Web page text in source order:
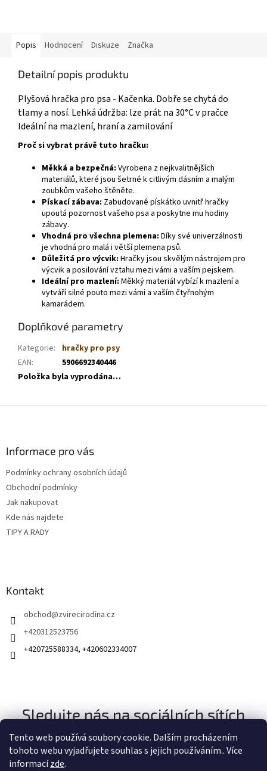
Tento web používá soubory cookie. Dalším procházením
tohoto webu vyjadřujete souhlas s jejich používáním.. Více
informacízde.
Popis Hodnocení Diskuze Značka
Detailní popis produktu
Plyšová hračka pro psa - Kačenka. Dobře se chytá do
tlamy a nosí. Lehká údržba: lze prát na 30°C v pračce
Ideální na mazlení, hraní a zamilování
Proč si vybrat právě tuto hračku:
Měkká a bezpečná: Vyrobena z nejkvalitnějších
materiálů, které jsou šetrné k citlivým dásním a malým
zoubkům vašeho štěněte.
Pískací zábava: Zabudované pískátko uvnitř hračky
upoutá pozornost vašeho psa a poskytne mu hodiny
zábavy.
Vhodná pro všechna plemena: Díky své univerzálnosti
je vhodná pro malá i větší plemena psů.
Důležitá pro výcvik: Hračky jsou skvělým nástrojem pro
výcvik a posilování vztahu mezi vámi a vaším pejskem.
Ideální pro mazlení: Měkký materiál vybízí k mazlení a
vytváří silné pouto mezi vámi a vaším čtyřnohým
kamarádem.
Doplňkové parametry
Kategorie:
hračky pro psy
EAN:
5906692340446
Položka byla vyprodána…
Informace pro vás
Podmínky ochrany osobních údajů
Obchodní podmínky
Jak nakupovat
Kde nás najdete
TIPY A RADY
Kontakt
obchod@zvirecirodina.cz
+420312523756
+420725588334, +420602334007
Sledujte nás na sociálních sítích